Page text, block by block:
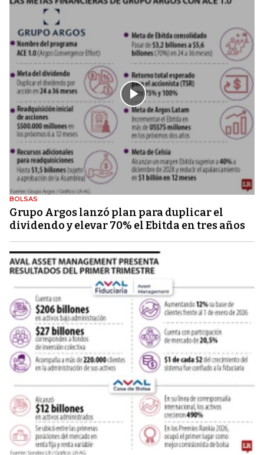
BOLSAS
Grupo Argos lanzó plan para duplicar el
dividendo y elevar 70% el Ebitda en tres años